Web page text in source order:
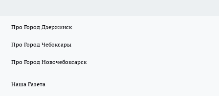
Про Город Дзержинск
Про Город Чебоксары
Про Город Новочебоксарск
Наша Газета